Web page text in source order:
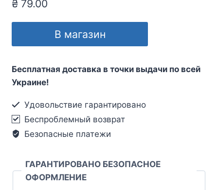
₴ 79.00
В магазин
Бесплатная доставка в точки выдачи по всей
Украине!
Удовольствие гарантировано
Беспроблемный возврат
Безопасные платежи
ГАРАНТИРОВАНО БЕЗОПАСНОЕ
ОФОРМЛЕНИЕ